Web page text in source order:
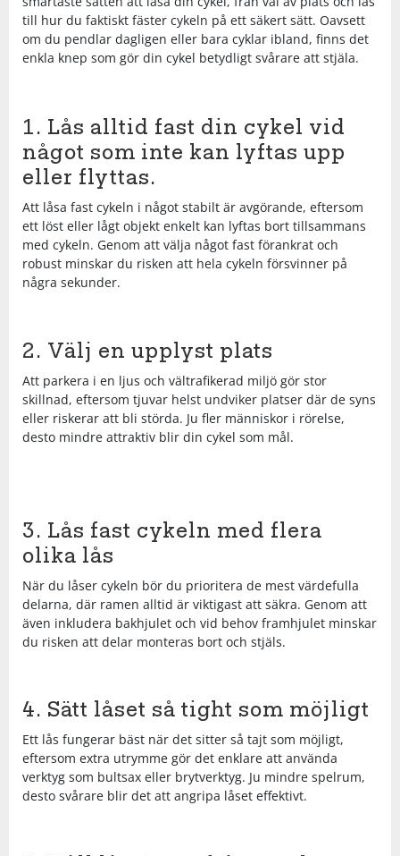
Shorts
Supporterkläder
T-shirts & linnen
Tights
Tröjor
Underkläder
Sandaler & tofflor
Sneakers
Skridskor
Sporttillbehör
Väskor
Övrigt
Regnkläder
Shorts
Skjortor
Sportkläder
Supporterkläder
T-shirts & linnen
Tröjor
Underkläder
Löparskor
Padel & tennisskor
Sandaler & tofflor
Skotillbehör
Sneakers
Träningsskor
Walkingskor
Glasögon
Handskar
Hjälmar
Klubbor
Lek & spel
Racket
Skridskor
Skydd
Stavar
Träning
Tält
Övrigt
Regnkläder
Shorts
Skjortor
Sportkläder
Supporterkläder
T-shirts & linnen
Tröjor
Underkläder
Löparskor
Padel & tennisskor
Sandaler & tofflor
Skotillbehör
Sneakers
Träningsskor
Walkingskor
Glasögon
Handskar
Hjälmar
Klubbor
Lek & spel
Racket
Skridskor
Skydd
Stavar
Träning
Tält
Övrigt
Bordtennis
Cykel
Fotboll
Handboll
Hockey
Innebandy
Långfärdsskridskor
Längdåkning
Orientering
Outdoor
Padel
Simning
Sportswear
till hur du faktiskt fäster cykeln på ett säkert sätt. Oavsett
om du pendlar dagligen eller bara cyklar ibland, finns det
enkla knep som gör din cykel betydligt svårare att stjäla.
1. Lås alltid fast din cykel vid
något som inte kan lyftas upp
eller flyttas.
Att låsa fast cykeln i något stabilt är avgörande, eftersom
ett löst eller lågt objekt enkelt kan lyftas bort tillsammans
med cykeln. Genom att välja något fast förankrat och
robust minskar du risken att hela cykeln försvinner på
några sekunder.
2. Välj en upplyst plats
Att parkera i en ljus och vältrafikerad miljö gör stor
skillnad, eftersom tjuvar helst undviker platser där de syns
eller riskerar att bli störda. Ju fler människor i rörelse,
desto mindre attraktiv blir din cykel som mål.
3. Lås fast cykeln med flera
olika lås
När du låser cykeln bör du prioritera de mest värdefulla
delarna, där ramen alltid är viktigast att säkra. Genom att
även inkludera bakhjulet och vid behov framhjulet minskar
du risken att delar monteras bort och stjäls.
4. Sätt låset så tight som möjligt
Ett lås fungerar bäst när det sitter så tajt som möjligt,
eftersom extra utrymme gör det enklare att använda
verktyg som bultsax eller brytverktyg. Ju mindre spelrum,
desto svårare blir det att angripa låset effektivt.